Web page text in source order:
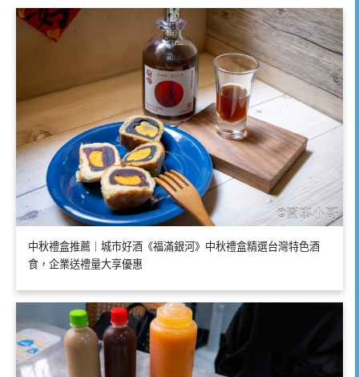
中秋禮盒推薦｜城市好酒《福滿銀河》中秋禮盒精選台灣特色酒
食，企業送禮量大享優惠